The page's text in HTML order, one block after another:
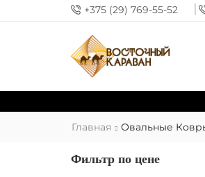
+375 (29) 769-55-52
Главная Овальные
Фильтр по цене